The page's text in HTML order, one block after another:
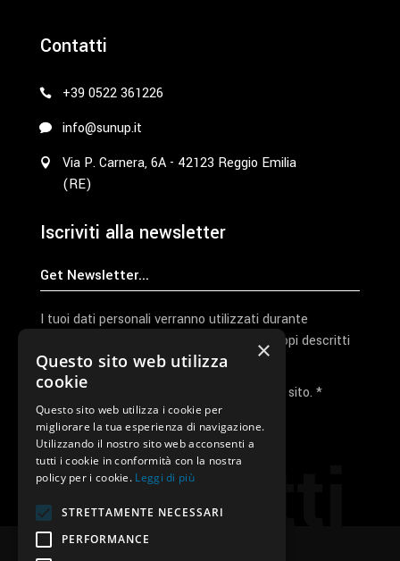
Contatti
Contatti
+39 0522 361226
info@sunup.it
Via P. Carnera, 6A - 42123 Reggio Emilia
(RE)
Iscriviti alla newsletter
I tuoi dati personali verranno utilizzati durante
l'elaborazione della richiesta e per altri scopi descritti
nella nostraprivacy policy
Ho letto e accetto la privacy policy del sito. *
Invia I Dati
×
Questo sito web utilizza
cookie
Questo sito web utilizza i cookie per
migliorare la tua esperienza di navigazione.
Utilizzando il nostro sito web acconsenti a
tutti i cookie in conformità con la nostra
policy per i cookie. Leggi di più
STRETTAMENTE NECESSARI
PERFORMANCE